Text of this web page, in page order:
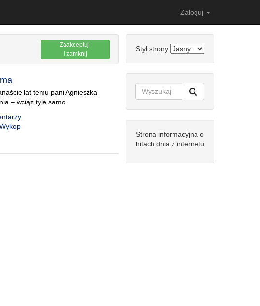
Zaloguj
Zaakceptuj
i zamknij
lat temu pani Agnieszka
– wciąż tyle samo.
Styl strony
Strona informacyjna o
hitach dnia z internetu